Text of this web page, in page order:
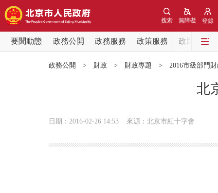
登錄
無障礙
搜索
要聞動態 政務公開 政務服務 政策服務
政民互動
政務公開 > 財政 > 財政專題 > 2016市級部門
北
日期：2016-02-26 14:53 來源：北京市紅十字會